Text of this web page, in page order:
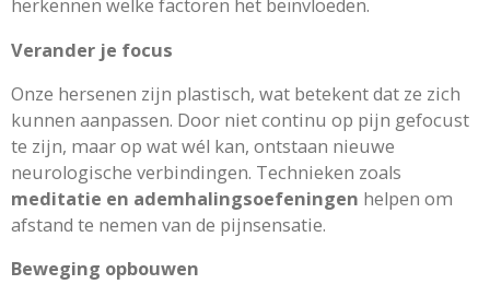
herkennen welke factoren het beïnvloeden.
Verander je focus
Onze hersenen zijn plastisch, wat betekent dat ze zich
kunnen aanpassen. Door niet continu op pijn gefocust
te zijn, maar op wat wél kan, ontstaan nieuwe
neurologische verbindingen. Technieken zoals
meditatie en ademhalingsoefeningen helpen om
afstand te nemen van de pijnsensatie.
Beweging opbouwen